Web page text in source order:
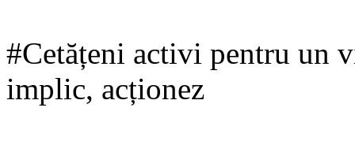
#Cetățeni activi pentru un
implic, acționez